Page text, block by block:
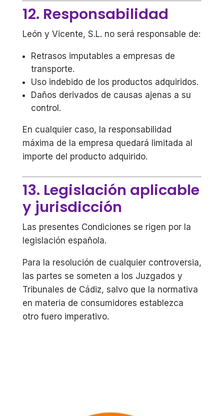
12. Responsabilidad
León y Vicente, S.L. no será responsable de:
Retrasos imputables a empresas de
transporte.
Uso indebido de los productos adquiridos.
Daños derivados de causas ajenas a su
control.
En cualquier caso, la responsabilidad
máxima de la empresa quedará limitada al
importe del producto adquirido.
13. Legislación aplicable
y jurisdicción
Las presentes Condiciones se rigen por la
legislación española.
Para la resolución de cualquier controversia,
las partes se someten a los Juzgados y
Tribunales de Cádiz, salvo que la normativa
en materia de consumidores establezca
otro fuero imperativo.